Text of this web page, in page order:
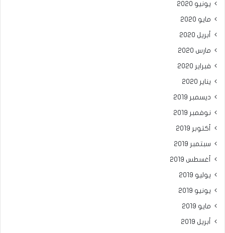
يونيو 2020
مايو 2020
أبريل 2020
مارس 2020
فبراير 2020
يناير 2020
ديسمبر 2019
نوفمبر 2019
أكتوبر 2019
سبتمبر 2019
أغسطس 2019
يوليو 2019
يونيو 2019
مايو 2019
أبريل 2019